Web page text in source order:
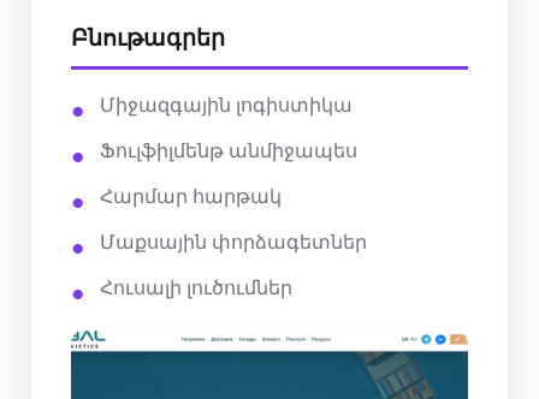
Բնութագրեր
Միջազգային լոգիստիկա
Ֆուլֆիլմենթ անմիջապես
Հարմար հարթակ
Մաքսային փորձագետներ
Հուսալի լուծումներ